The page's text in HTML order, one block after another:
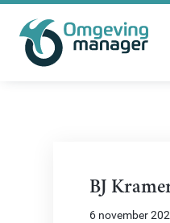
BJ
6 november